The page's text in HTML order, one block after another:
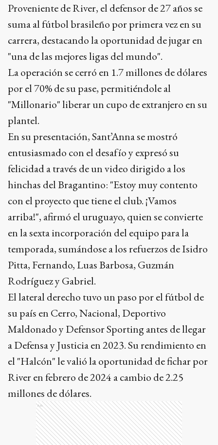
Proveniente de River, el defensor de 27 años se
suma al fútbol brasileño por primera vez en su
carrera, destacando la oportunidad de jugar en
"una de las mejores ligas del mundo".
La operación se cerró en 1.7 millones de dólares
por el 70% de su pase, permitiéndole al
"Millonario" liberar un cupo de extranjero en su
plantel.
En su presentación, Sant’Anna se mostró
entusiasmado con el desafío y expresó su
felicidad a través de un video dirigido a los
hinchas del Bragantino: "Estoy muy contento
con el proyecto que tiene el club. ¡Vamos
arriba!", afirmó el uruguayo, quien se convierte
en la sexta incorporación del equipo para la
temporada, sumándose a los refuerzos de Isidro
Pitta, Fernando, Luas Barbosa, Guzmán
Rodríguez y Gabriel.
El lateral derecho tuvo un paso por el fútbol de
su país en Cerro, Nacional, Deportivo
Maldonado y Defensor Sporting antes de llegar
a Defensa y Justicia en 2023. Su rendimiento en
el "Halcón" le valió la oportunidad de fichar por
River en febrero de 2024 a cambio de 2.25
millones de dólares.
Ads